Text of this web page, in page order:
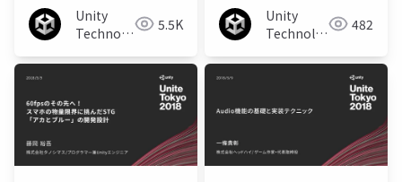
Unity
Technologies 5.5K
Unity
Technologies 482